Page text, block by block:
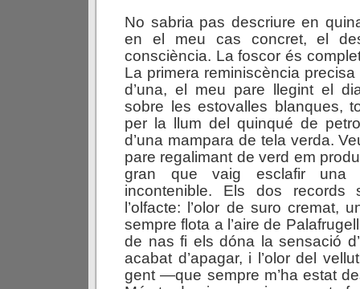
No sabria pas descriure en
en el meu cas concret, el
consciència. La foscor és
La primera reminiscència
d’una, el meu pare llegint el
sobre les estovalles blanques,
per la llum del quinqué de
d’una mampara de tela verda.
pare regalimant de verd em
gran que vaig esclafir una
incontenible. Els dos records
l’olfacte: l’olor de suro cremat,
sempre flota a l’aire de
de nas fi els dóna la sensació
acabat d’apagar, i l’olor del
gent —que sempre m’ha estat